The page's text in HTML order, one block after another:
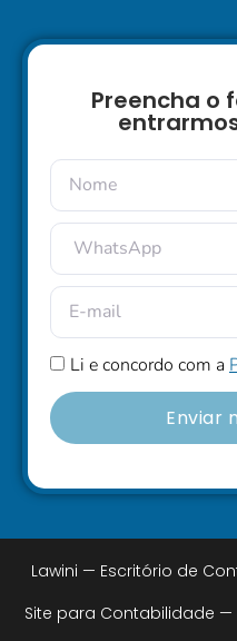
Preencha o
Li e concordo com a
Enviar
Lawini — Escritório de
Site para Contabilidade —